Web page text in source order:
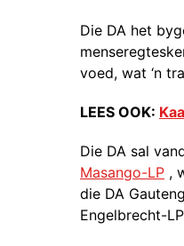
Die DA het
voed, wat ‘n
LEES OOK:
Die DA sal
Masango-LP ,
die DA
Engelbrecht-